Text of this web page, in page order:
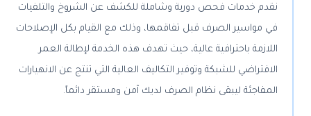
نقدم خدمات فحص دورية وشاملة للكشف عن الشروخ والتلفيات
في مواسير الصرف قبل تفاقمها، وذلك مع القيام بكل الإصلاحات
اللازمة باحترافية عالية، حيث تهدف هذه الخدمة لإطالة العمر
الافتراضي للشبكة وتوفير التكاليف العالية التي تنتج عن الانهيارات
المفاجئة ليبقى نظام الصرف لديك آمن ومستقر دائماً.